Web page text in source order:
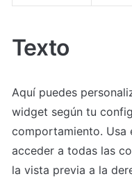
Texto
Aquí puedes
widget según tu
comportamiento. Usa
acceder a todas las
la vista previa a la